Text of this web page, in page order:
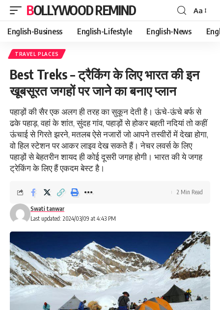
BOLLYWOOD REMIND
Font
Resizer
Aa
English-Business English-Lifestyle English-News
TRAVEL PLACES
Best Treks – ट्रैकिंग के लिए भारत की इन
खूबसूरत जगहों पर जाने का बनाए प्लान
पहाड़ों की सैर एक अलग ही तरह का सुकून देती है। ऊंचे-ऊंचे बर्फ से
ढके पहाड़, वहां के शांत, सुंदह गांव, पहाड़ों से होकर बहती नदियां तो कहीं
ऊंचाई से गिरते झरने, मतलब ऐसे नजारों जो आपने तस्वीरों में देखा होगा,
वो हिल स्टेशन पर आकर लाइव देख सकते हैं। नेचर लवर्स के लिए
पहाड़ों से बेहतरीन शायद ही कोई दूसरी जगह होगी। भारत की ये जगह
ट्रेकिंग के लिए हैं एकदम बेस्ट है।
Last updated: 2024/03/09 at 4:43 PM
Swati tanwar
2 Min Read